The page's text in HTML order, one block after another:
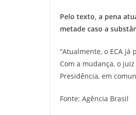
k
Pelo texto, a pena
metade caso a
“Atualmente, o ECA
Com a mudança, o
Presidência, em
Fonte: Agência Brasil